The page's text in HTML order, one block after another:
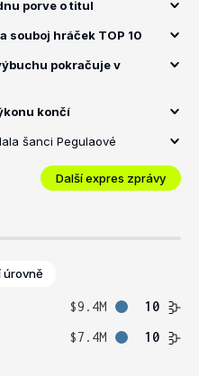
porve o titul
souboj hráček TOP 10
pokračuje v
končí
šanci Pegulaové
Další expres zprávy
úrovně
$9.4M
10
$7.4M 10